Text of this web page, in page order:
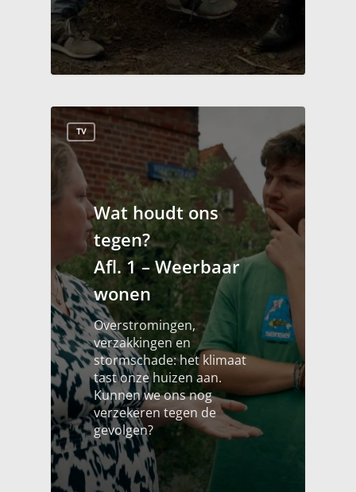
TV
Wat houdt ons
tegen?
Afl. 1 – Weerbaar
wonen
Overstromingen,
verzakkingen en
stormschade: het klimaat
tast onze huizen aan.
Kunnen we ons nog
verzekeren tegen de
gevolgen?